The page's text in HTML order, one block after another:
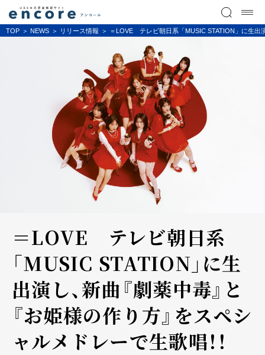
TOP NEWS リリース情報 ＝LOVE テレビ朝日系「MUSIC STATION」に生出
＝LOVE テレビ朝日系
「MUSIC STATION」に生
出演し、新曲『劇薬中毒』と
『お姫様の作り方』をスペシ
ャルメドレーで生歌唱！！